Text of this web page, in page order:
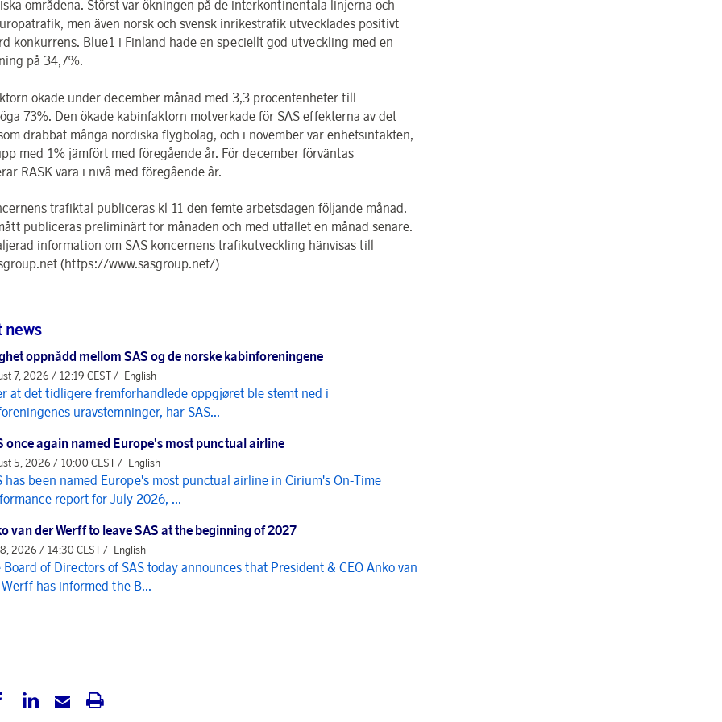
områdena. Störst var ökningen på de interkontinentala linjerna och
men även norsk och svensk inrikestrafik utvecklades positivt
konkurrens. Blue1 i Finland hade en speciellt god utveckling med en
på 34,7%.
ökade under december månad med 3,3 procentenheter till
73%. Den ökade kabinfaktorn motverkade för SAS effekterna av det
drabbat många nordiska flygbolag, och i november var enhetsintäkten,
med 1% jämfört med föregående år. För december förväntas
RASK vara i nivå med föregående år.
trafiktal publiceras kl 11 den femte arbetsdagen följande månad.
publiceras preliminärt för månaden och med utfallet en månad senare.
information om SAS koncernens trafikutveckling hänvisas till
(https://www.sasgroup.net/)
news
oppnådd mellom SAS og de norske kabinforeningene
7, 2026 / 12:19 CEST / English
at det tidligere fremforhandlede oppgjøret ble stemt ned i
uravstemninger, har SAS...
once again named Europe's most punctual airline
5, 2026 / 10:00 CEST / English
has been named Europe's most punctual airline in Cirium's On-Time
report for July 2026, ...
van der Werff to leave SAS at the beginning of 2027
2026 / 14:30 CEST / English
Board of Directors of SAS today announces that President & CEO Anko van
has informed the B...